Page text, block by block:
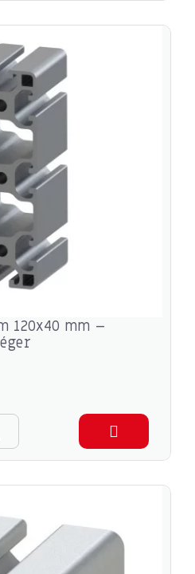
120x40 mm –